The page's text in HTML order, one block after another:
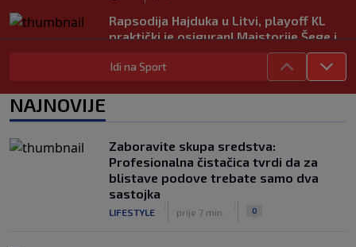
Rapsodija Hajduka u Litvi, playoff KL
praktički je osiguran! Majstorije Šege i
SK
|
prije 6 h
Neočekivani problemi za Dinamo:
Rijeka u Finsku nosi minimalnu
prednost, bivši vratar Dinama spriječio
veću razliku
SK
|
prije 2 h
Idi na Sport
NAJNOVIJE
Zaboravite skupa sredstva:
Profesionalna čistačica tvrdi da za
blistave podove trebate samo dva
sastojka
LIFESTYLE prije 7 min. 0